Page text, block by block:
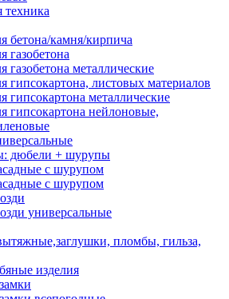
техника
бетона/камня/кирпича
газобетона
газобетона металлические
гипсокартона, листовых материалов
гипсокартона металлические
гипсокартона нейлоновые,
дюбели + шурупы
с шурупом
с шурупом
универсальные
пломбы, гильза,
изделия